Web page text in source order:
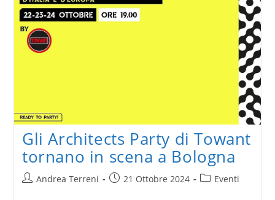
Gli Architects Party di Towant
tornano in scena a Bologna
AutoreAndrea Terreni
Articolo21 Ottobre 2024
Categoria
Eventi